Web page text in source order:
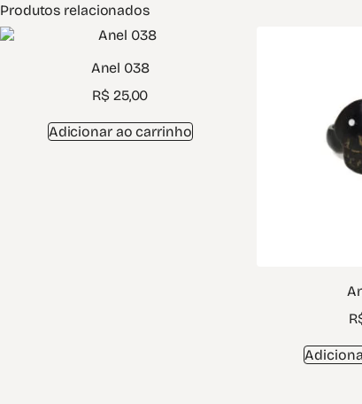
Produtos relacionados
Anel 038
R$ 25,00
Adicionar ao carrinho